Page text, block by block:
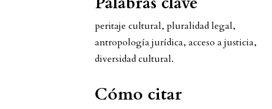
peritaje cultural, pluralidad legal,
antropología jurídica, acceso a justicia,
diversidad cultural.
Cómo citar